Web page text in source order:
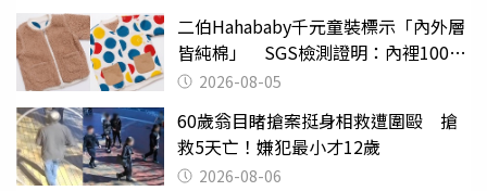
二伯Hahababy千元童裝標示「內外層
皆純棉」 SGS檢測證明：內裡100%
聚酯纖維
2026-08-05
60歲翁目睹搶案挺身相救遭圍毆 搶
救5天亡！嫌犯最小才12歲
2026-08-06